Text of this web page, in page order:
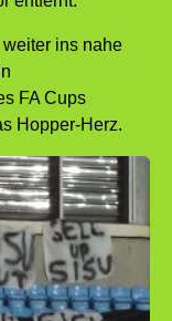
ins nahe
FA Cups
Hopper-Herz.